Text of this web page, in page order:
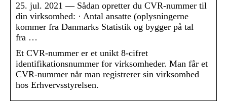
25. jul. 2021 — Sådan opretter du CVR-nummer til
din virksomhed: · Antal ansatte (oplysningerne
kommer fra Danmarks Statistik og bygger på tal
fra …
Et CVR-nummer er et unikt 8-cifret
identifikationsnummer for virksomheder. Man får et
CVR-nummer når man registrerer sin virksomhed
hos Erhvervsstyrelsen.